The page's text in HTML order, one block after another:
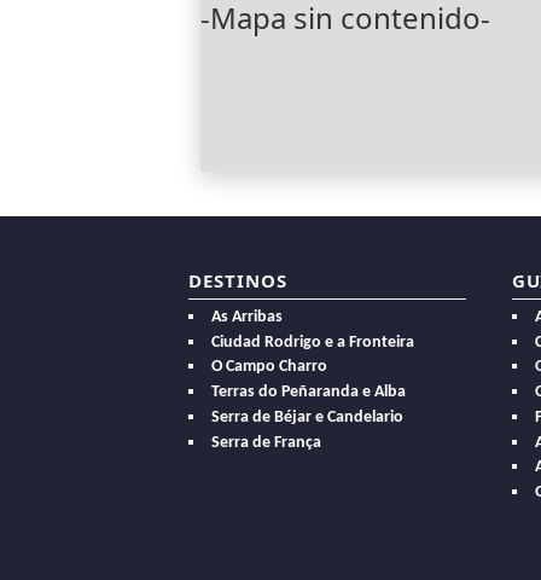
-Mapa sin contenido-
DESTINOS
As Arribas
Ciudad Rodrigo e a Fronteira
O Campo Charro
Terras do Peñaranda e Alba
Serra de Béjar e Candelario
Serra de França